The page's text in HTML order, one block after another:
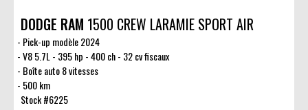
DODGE RAM 1500 CREW LARAMIE SPORT AIR
Pick-up modèle 2024
V8 5.7L - 395 hp - 400 ch - 32 cv fiscaux
Boîte auto 8 vitesses
500 km
Stock #6225